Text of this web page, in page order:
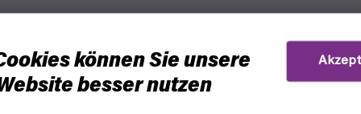
können Sie unsere
besser nutzen